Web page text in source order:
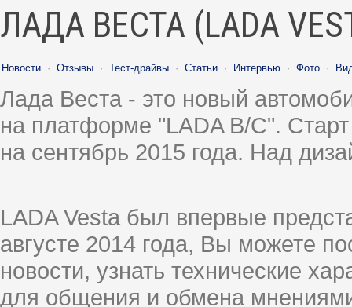
ЛАДА ВЕСТА (LADA
Новости · Отзывы · Тест-драйвы · Статьи · Интервью · Фото ·
Лада Веста - это новый
на платформе "LADA B/C".
на сентябрь 2015 года. Над
LADA Vesta был впервые
августе 2014 года, Вы можете
новости, узнать технические
для общения и обмена